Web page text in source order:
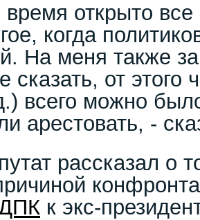
открыто все
когда
На меня также
сказать, от этого
всего можно
арестовать, -
рассказал о
к экс-